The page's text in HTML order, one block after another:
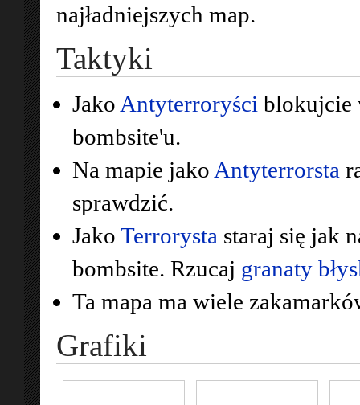
najładniejszych map.
Taktyki
Jako Antyterroryści blokujcie
bombsite'u.
Na mapie jako Antyterrorsta
sprawdzić.
Jako Terrorysta staraj się jak
bombsite. Rzucaj granaty
Ta mapa ma wiele
Grafiki